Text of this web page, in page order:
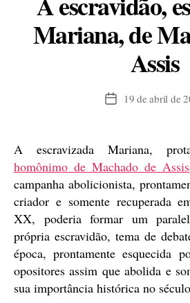
Mariana, de
Assis
Data19 de abril de
A escravizada Mariana,
homônimo de Machado de Assis
campanha abolicionista,
criador e somente recuperada
XX, poderia formar um
própria escravidão, tema de
época, prontamente esquecida
opositores assim que abolida e
sua importância histórica no